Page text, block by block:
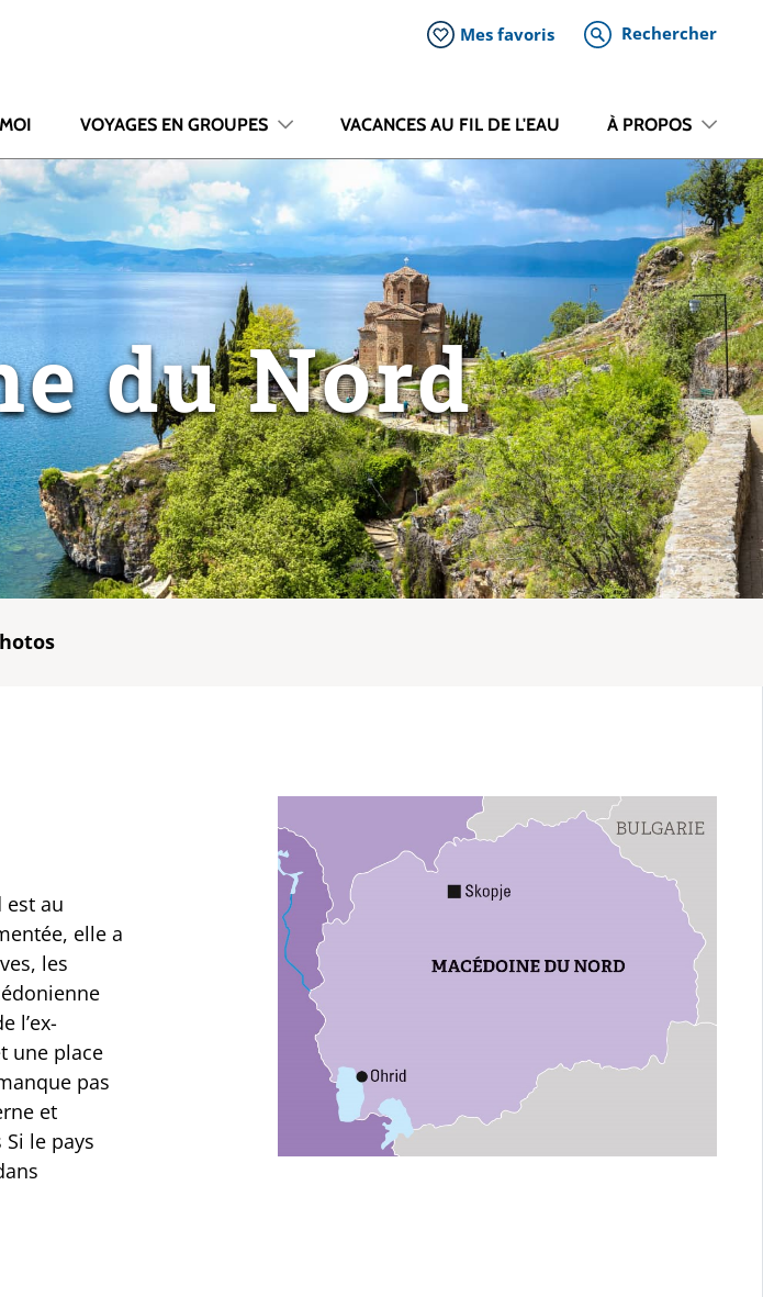
Mes favoris Rechercher
VOYAGES EN GROUPES VACANCES AU FIL DE L'EAU À PROPOS
du Nord
est au
elle a
les
l’ex-
une place
pas
et
le pays